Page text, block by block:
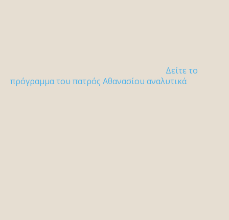
Δείτε το
πρόγραμμα του πατρός Αθανασίου αναλυτικά